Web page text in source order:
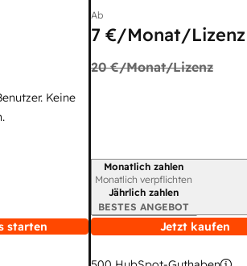
Keine
starten
Ab
7 €/Monat/Lizenz
20 €/Monat/Lizenz
Abrechnungszeitraum
Monatlich zahlen
Monatlich verpflichten
Jährlich zahlen
BESTES ANGEBOT
Jetzt kaufen